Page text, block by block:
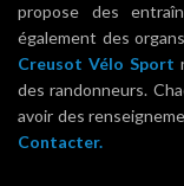
propose des
également des
Creusot Vélo Sport
des randonneurs.
avoir des
Contacter.